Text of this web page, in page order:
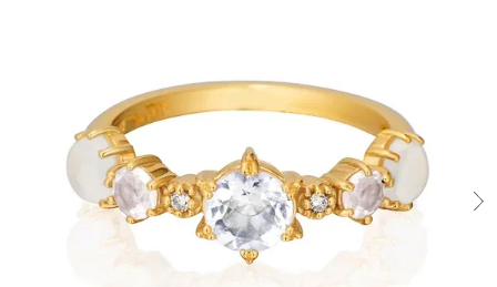
#くまのプーさん
ブランド EAU DOUCE４℃